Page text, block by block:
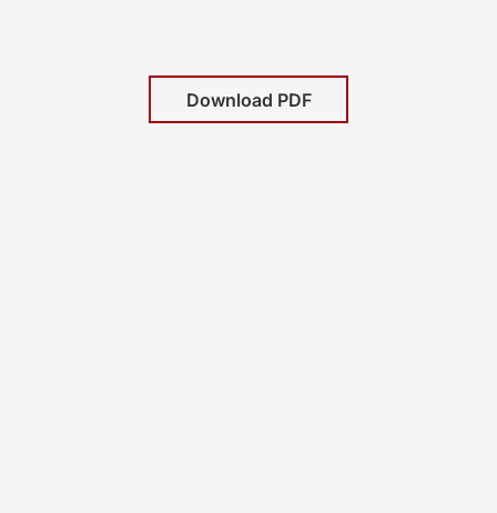
Download PDF